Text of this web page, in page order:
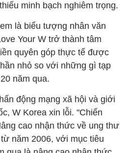
minh bạch nghiêm trọng.
là biểu tượng nhân văn
Your W trở thành tâm
quyên góp thực tế được
nhỏ so với những gì tạp
năm qua.
động mạng xã hội và giới
W Korea xin lỗi. "Chiến
cao nhận thức về ung thư
năm 2006, với mục tiêu